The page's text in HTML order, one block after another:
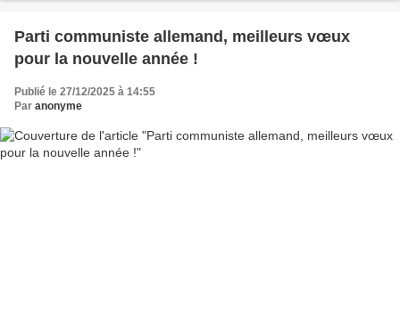
Parti communiste allemand, meilleurs vœux
pour la nouvelle année !
Publié le 27/12/2025 à 14:55
Par anonyme